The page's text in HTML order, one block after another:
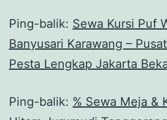
Ping-balik: Sewa Kursi Puf
Banyusari Karawang –
Pesta Lengkap Jakarta
Ping-balik: % Sewa Meja &